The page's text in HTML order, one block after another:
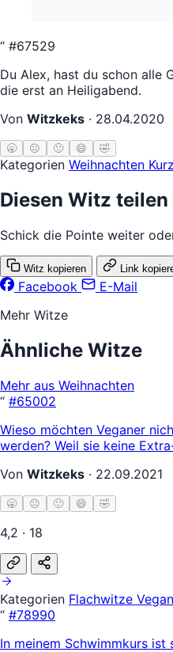
“ #67529
Du Alex, hast du schon alle
die erst an Heiligabend.
Von Witzkeks · 28.04.2020
🥱 😐 🙂 😄 🤣
Kategorien Weihnachten
Diesen Witz teilen
Schick die Pointe weiter
Witz kopieren Link
Facebook
E-Mail
Mehr Witze
Ähnliche Witze
Mehr aus Weihnachten
“ #65002
Wieso möchten Veganer
werden? Weil sie keine
Von Witzkeks · 22.09.2021
🥱 😐 🙂 😄 🤣
4,2 · 18
Kategorien Flachwitze
“ #78990
In meinem Schwimmkurs